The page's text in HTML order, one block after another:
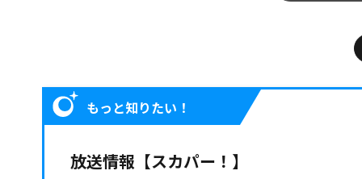
もっと知りたい！
放送情報【スカパー！】